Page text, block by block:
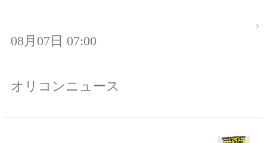
08月07日 07:00
オリコンニュース